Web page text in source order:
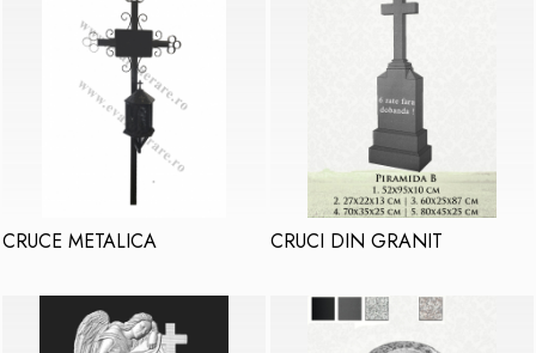
CRUCE METALICA CRUCI DIN GRANIT